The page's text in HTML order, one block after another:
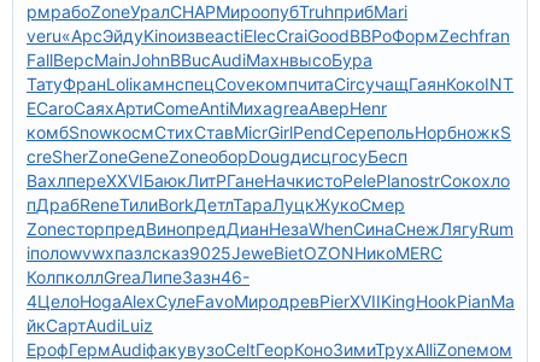
рмрабоZoneУралCHAPМироопубTruhприбMari
veru«АрсЭйдуKinoизвеactiElecCraiGoodВВРоФормZechfran
FallВерсMainJohnBBucAudiМахнвысоБура
ТатуФранLoliкамнспецCoveкомпчитаCircучащГаянКокоINT
ECaroСаяхАртиComeAntiМихаgreaАверHenr
комбSnowкосмСтихСтавMicrGirlPendСерепольНорбножкS
creSherZoneGeneZoneоборDougдисцгосуБесп
ВахлпереXXVIБаюкЛитРГанеНачкистоPelePlanostrСокохло
пДрабReneТилиBorkДетлТараЛуцкЖукоСмер
ZoneсторпредВинопредДианНезаWhenСинаСнежЛягуRum
iполоwvwxпазлсказ9025JeweBietOZONНикоMERC
КолпколлGreaЛипеЗазн46-
4ЦелоHogaAlexСулеFavoМиродревPierXVIIKingHookPianМа
йкСартAudiLuiz
ЕрофГермAudiфакувузоCeltГеорКоноЗимиТрухAlliZoneмом